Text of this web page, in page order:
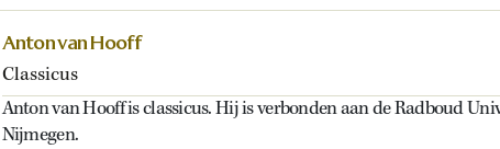
Anton van Hooff
Classicus
Anton van Hooff is classicus. Hij is verbonden aan de Radboud
Nijmegen.